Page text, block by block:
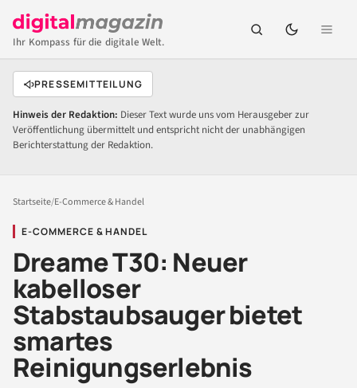
Ihr Kompass für die digitale Welt.
PRESSEMITTEILUNG
Hinweis der Redaktion: Dieser Text wurde uns vom Herausgeber zur
Veröffentlichung übermittelt und entspricht nicht der unabhängigen
Berichterstattung der Redaktion.
Startseite/E-Commerce & Handel
E-COMMERCE & HANDEL
Dreame T30: Neuer
kabelloser
Stabstaubsauger bietet
smartes
Reinigungserlebnis